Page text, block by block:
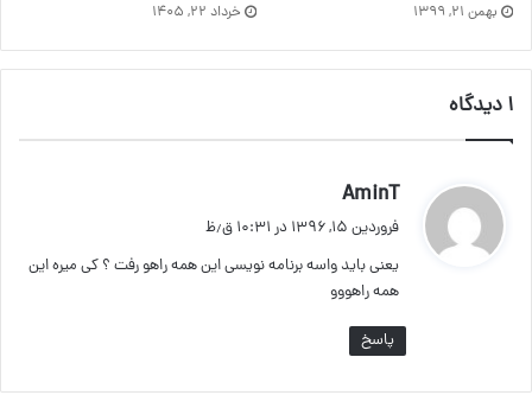
بهمن ۲۱, ۱۳۹۹ خرداد ۲۲, ۱۴۰۵
1 دیدگاه
AminT
ف فروردین ۱۵, ۱۳۹۶ در ۱۰:۳۱ ق٫ظ
یعنی باید واسه برنامه نویسی این همه راهو رفت ؟ کی میره این
همه راهووو
پاسخ